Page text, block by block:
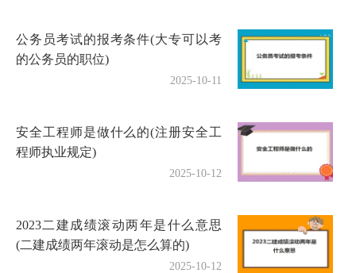
公务员考试的报考条件(大专可以考
的公务员的职位)
2025-10-11
安全工程师是做什么的(注册安全工
程师执业规定)
2025-10-12
2023二建成绩滚动两年是什么意思
(二建成绩两年滚动是怎么算的)
2025-10-12